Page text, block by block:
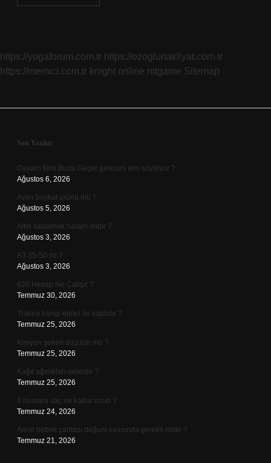
Gazı
https://yogaforum.com.tr https://ozoglunakliyat.com.tr
https://memici.com.tr knight online nttgame Sitemap
Sidebar
Son Yazılar
Davaro filmi Buda Geçer şarkısını kim söylüyor ?
Ağustos 6, 2026
Aven boykot ürünü mü ?
Ağustos 5, 2026
Altın saklamak haram mıdır ?
Ağustos 3, 2026
A3 35-50 mi ?
Ağustos 3, 2026
620 Hesap Ne Çalışır ?
Temmuz 30, 2026
Trakea hangi epitel ile kaplıdır ?
Temmuz 25, 2026
Kimyon şekeri düşürür mü ?
Temmuz 25, 2026
Kağıt ağırlıkları nelerdir ?
Temmuz 25, 2026
4 numara saç ne kadar uzun ?
Temmuz 24, 2026
Anne bebek çantası doğum sırasında gerekli midir ?
Temmuz 21, 2026